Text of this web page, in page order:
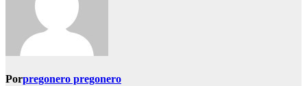
Porpregonero pregonero